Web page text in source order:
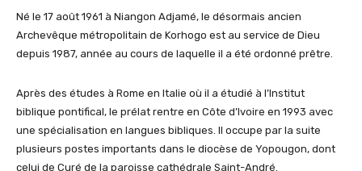
Né le 17 août 1961 à Niangon Adjamé, le désormais ancien
Archevêque métropolitain de Korhogo est au service de Dieu
depuis 1987, année au cours de laquelle il a été ordonné prêtre.
Après des études à Rome en Italie où il a étudié à l’Institut
biblique pontifical, le prélat rentre en Côte d’Ivoire en 1993 avec
une spécialisation en langues bibliques. Il occupe par la suite
plusieurs postes importants dans le diocèse de Yopougon, dont
celui de Curé de la paroisse cathédrale Saint-André.